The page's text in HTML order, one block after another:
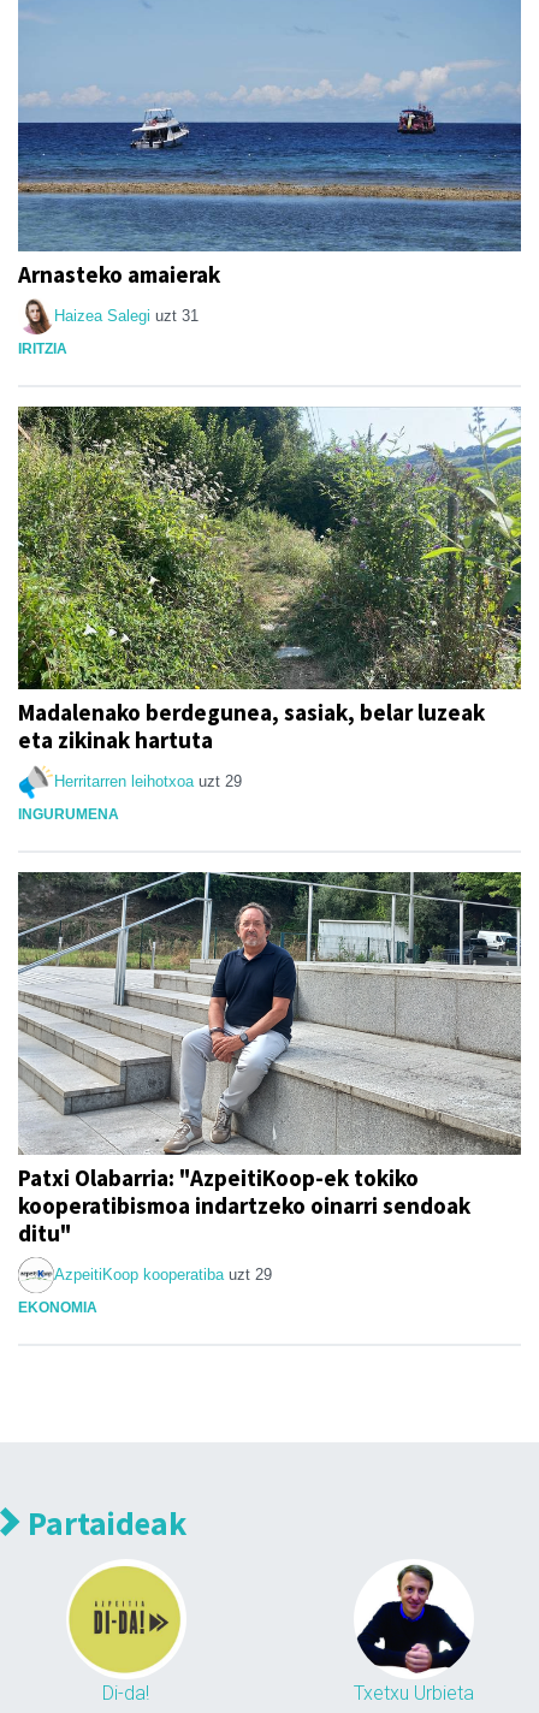
Arnasteko amaierak
Haizea Salegi uzt 31
IRITZIA
Madalenako berdegunea, sasiak, belar luzeak
eta zikinak hartuta
Herritarren leihotxoa uzt 29
INGURUMENA
Patxi Olabarria: "AzpeitiKoop-ek tokiko
kooperatibismoa indartzeko oinarri sendoak
ditu"
AzpeitiKoop kooperatiba uzt 29
EKONOMIA
Partaideak
Di-da! Txetxu Urbieta